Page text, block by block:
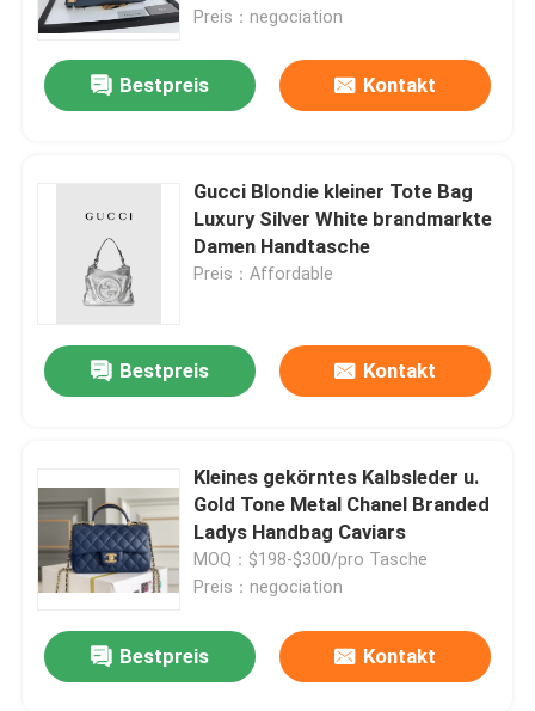
Preis：negociation
Bestpreis Kontakt
Gucci Blondie kleiner Tote Bag
Luxury Silver White brandmarkte
Damen Handtasche
Preis：Affordable
Bestpreis Kontakt
Kleines gekörntes Kalbsleder u.
Gold Tone Metal Chanel Branded
Ladys Handbag Caviars
MOQ：$198-$300/pro Tasche
Preis：negociation
Bestpreis Kontakt